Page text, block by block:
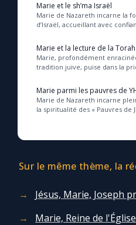
Marie et le sh’ma Israël
Marie de Nazareth incarne la
d’Israël, accueillant avec
Marie et la lecture de la Torah
Marie, profondément
tradition juive, puise dans la
source vivante qui éclaire sa foi
Marie parmi les pauvres de
mystiques du peuple de
Marie de Nazareth incarne
la spiritualité des « Pauvres de
Sur le même thème, la
Jésus, Marie, Joseph
Marie, Reine de